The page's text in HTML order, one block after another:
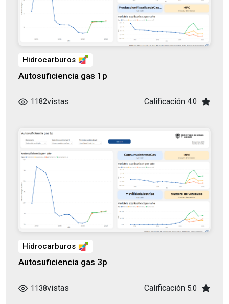
Hidrocarburos
Autosuficiencia gas 1p
1182vistas Calificación 4.0
Hidrocarburos
Autosuficiencia gas 3p
1138vistas Calificación 5.0